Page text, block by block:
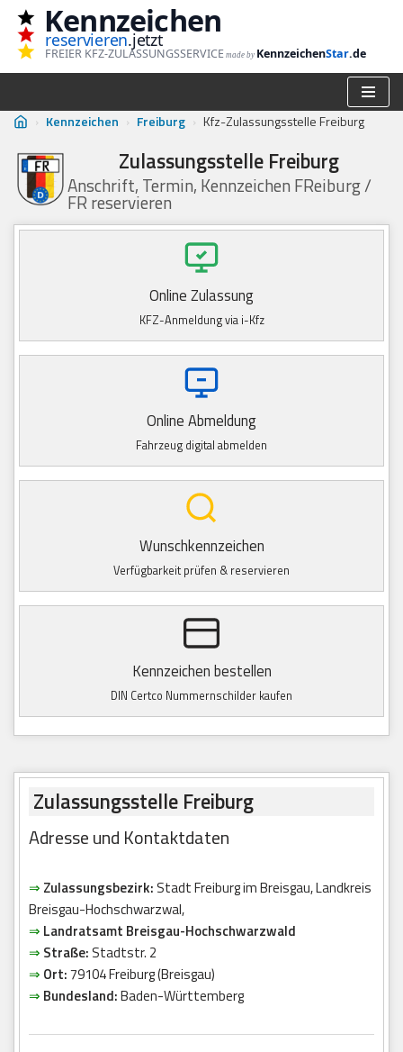
Zum
Inhalt
Kennzeichen
reservieren.jetzt
FREIER KFZ-ZULASSUNGSSERVICE made by KennzeichenStar.de
› Kennzeichen › Freiburg › Kfz-Zulassungsstelle Freiburg
Zulassungsstelle Freiburg
Anschrift, Termin, Kennzeichen FReiburg /
FR reservieren
Online Zulassung
KFZ-Anmeldung via i-Kfz
Online Abmeldung
Fahrzeug digital abmelden
Wunschkennzeichen
Verfügbarkeit prüfen & reservieren
Kennzeichen bestellen
DIN Certco Nummernschilder kaufen
Zulassungsstelle Freiburg
Adresse und Kontaktdaten
⇒ Zulassungsbezirk: Stadt Freiburg im Breisgau, Landkreis
Breisgau-Hochschwarzwal,
⇒ Landratsamt Breisgau-Hochschwarzwald
⇒ Straße: Stadtstr. 2
⇒ Ort:79104 Freiburg (Breisgau)
⇒ Bundesland:Baden-Württemberg